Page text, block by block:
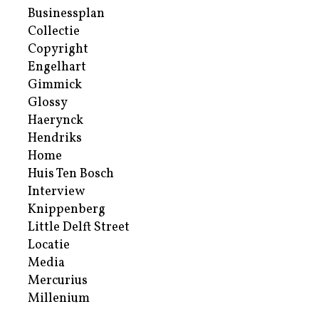
Businessplan
Collectie
Copyright
Engelhart
Gimmick
Glossy
Haerynck
Hendriks
Home
Huis Ten Bosch
Interview
Knippenberg
Little Delft Street
Locatie
Media
Mercurius
Millenium